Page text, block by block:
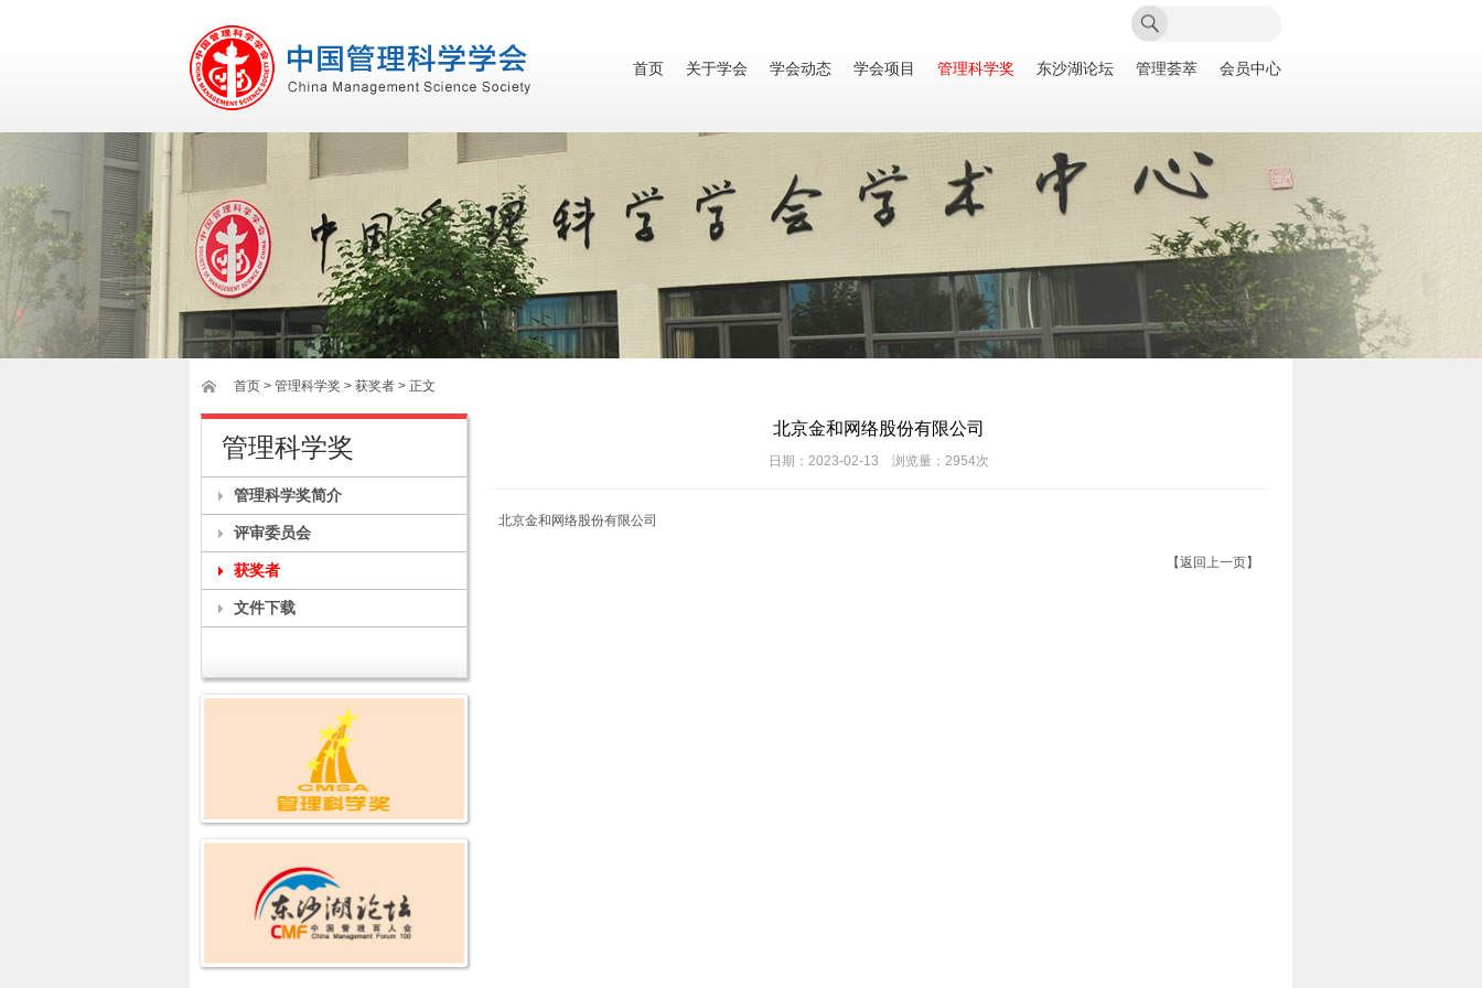
首页 关于学会 学会动态 学会项目 管理科学奖 东沙湖论坛 管理荟萃 会员中心
首页 > 管理科学奖 > 获奖者 > 正文
管理科学奖
管理科学奖简介
评审委员会
获奖者
文件下载
北京金和网络股份有限公司
日期：2023-02-13 浏览量：2954次
北京金和网络股份有限公司
【返回上一页】